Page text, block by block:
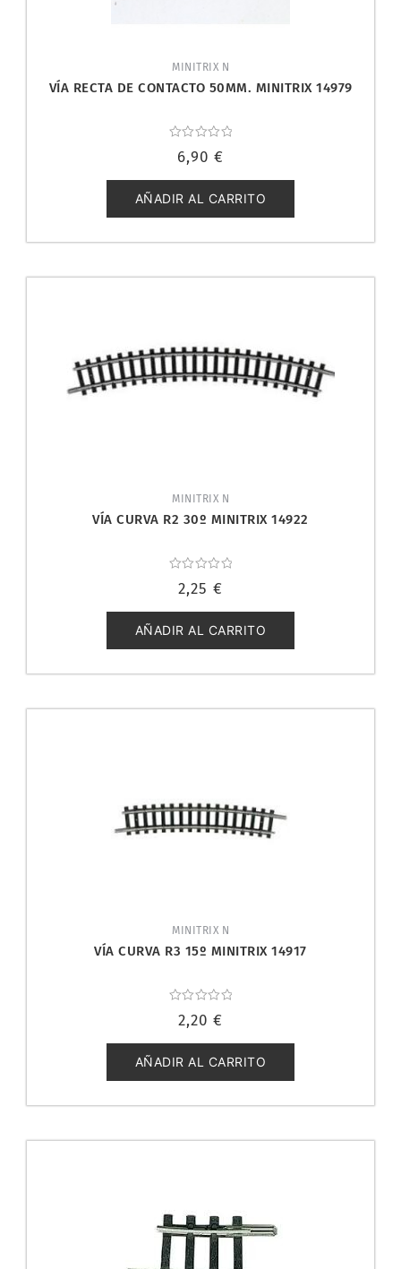
MINITRIX N
VÍA RECTA DE CONTACTO 50MM. MINITRIX 14979
con
de
5
6,90 €
AÑADIR AL CARRITO
MINITRIX N
VÍA CURVA R2 30º MINITRIX 14922
con
de
5
2,25 €
AÑADIR AL CARRITO
MINITRIX N
VÍA CURVA R3 15º MINITRIX 14917
con
de
5
2,20 €
AÑADIR AL CARRITO